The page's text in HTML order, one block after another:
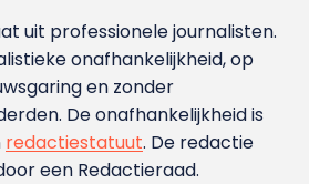
uit professionele journalisten.
onafhankelijkheid, op
en zonder
De onafhankelijkheid is
redactiestatuut. De redactie
een Redactieraad.